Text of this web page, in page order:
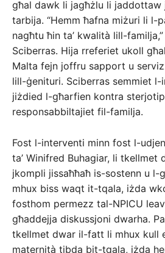
għal dawk li jagħżlu li
tarbija. “Hemm ħafna miżuri li l-
nagħtu ħin ta’ kwalità lill-
Sciberras. Hija rreferiet ukoll
Malta fejn joffru sapport u
lill-ġenituri. Sciberras semmiet
jiżdied l-għarfien kontra
responsabbiltajiet fil-familja.
Fost l-interventi minn fost l-
ta’ Winifred Buhagiar, li
jkompli jissaħħaħ is-sostenn u l-
mhux biss waqt it-tqala, iżda
fosthom permezz tal-NPICU
għaddejja diskussjoni dwarha.
tkellmet dwar il-fatt li mhux kull
maternità tibda bit-tqala, iżda